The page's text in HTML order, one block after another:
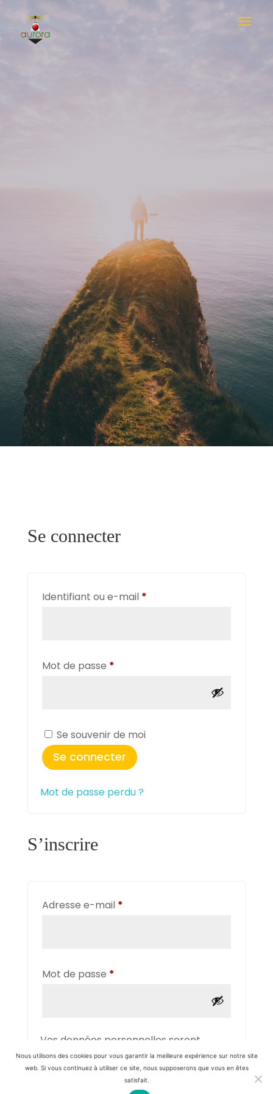
Se connecter
Identifiant ou e-mail *Obligatoire
Mot de passe *Obligatoire
Se souvenir de moi
Se connecter
Mot de passe perdu ?
S’inscrire
Adresse e-mail *Obligatoire
Mot de passe *Obligatoire
Vos données personnelles seront
utilisées pour vous accompagner au
cours de votre visite du site web, gérer
l’accès à votre compte, et pour
Nous utilisons des cookies pour vous garantir la meilleure expérience sur notre site
web. Si vous continuez à utiliser ce site, nous supposerons que vous en êtes
satisfait.